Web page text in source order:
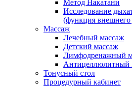
Метод Накатани
Исследование
(функция
Массаж
Лечебный массаж
Детский массаж
Лимфодренажный
Антицеллюлитный
Тонусный стол
Процедурный кабинет